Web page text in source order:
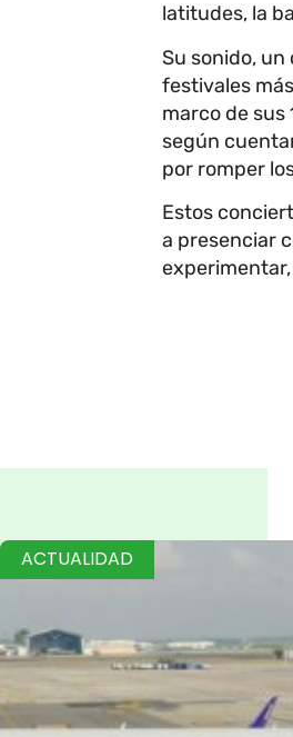
latitudes, la
Su sonido,
festivales
marco de sus
según
por romper
Estos
a presenciar
ACTUALIDAD